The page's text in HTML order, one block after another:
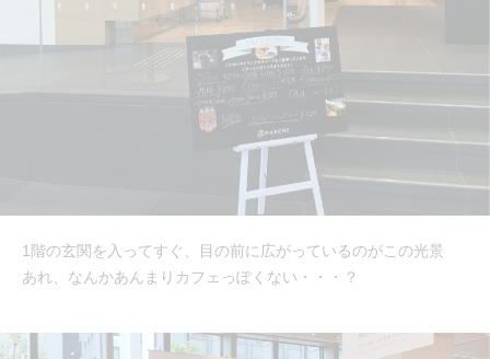
1階の玄関を入ってすぐ、目の前に広がっているのがこの光景
あれ、なんかあんまりカフェっぽくない・・・？